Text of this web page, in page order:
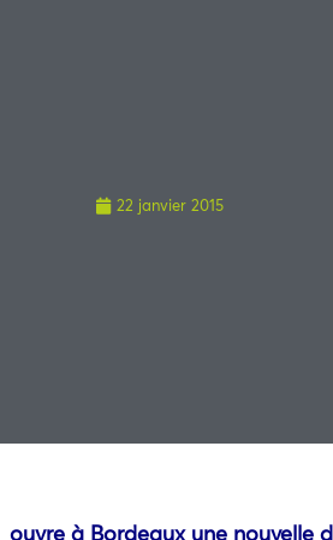
22 janvier 2015
ouvre à Bordeaux une nouvelle